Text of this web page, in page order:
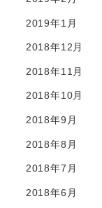
2019年1月
2018年12月
2018年11月
2018年10月
2018年9月
2018年8月
2018年7月
2018年6月